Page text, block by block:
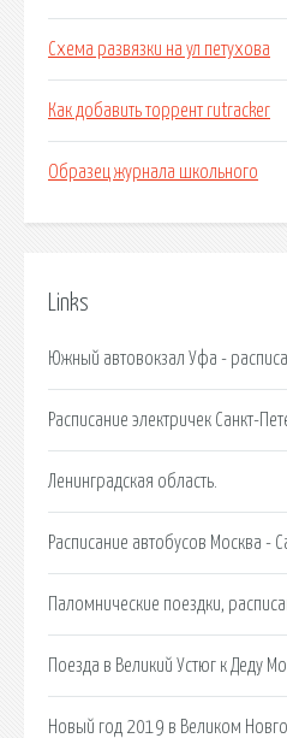
Схема развязки на ул петухова
Как добавить торрент rutracker
Образец журнала школьного
Links
Южный автовокзал Уфа -
Расписание электричек Санкт-
Ленинградская область.
Расписание автобусов Москва -
Паломнические поездки,
Поезда в Великий Устюг к Деду
Новый год 2019 в Великом